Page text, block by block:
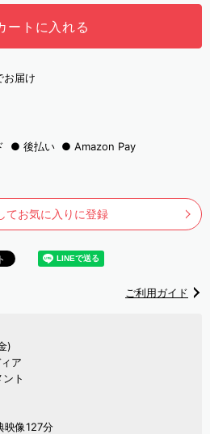
ートに入れる
お届け
後払い Amazon Pay
てお気に入りに登録
ご利用ガイド
)
ア
ト
映像127分